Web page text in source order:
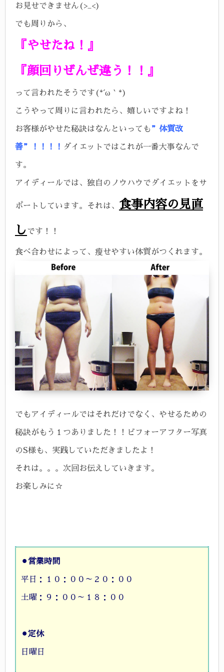
お見せできません(>_<)
でも周りから、
『やせたね！』
『顔回りぜんぜ違う！！』
って言われたそうです(*´ω｀*)
こうやって周りに言われたら、嬉しいですよね！
お客様がやせた秘訣はなんといっても ”体質改
善”！！！！ ダイエットではこれが一番大事なんで
す。
アイディールでは、独自のノウハウでダイエットをサ
ポートしています。 それは、 食事内容の見直
し です！！
食べ合わせによって、瘦せやすい体質がつくれます。
でもアイディールではそれだけでなく、やせるための
秘訣がもう１つありました！！ビフォーアフター写真
のS様も、実践していただきましたよ！
それは。。。次回お伝えしていきます。
お楽しみに☆
⚫︎営業時間
平日：１０：００～２０：００
土曜：９：００～１８：００
⚫︎定休
日曜日